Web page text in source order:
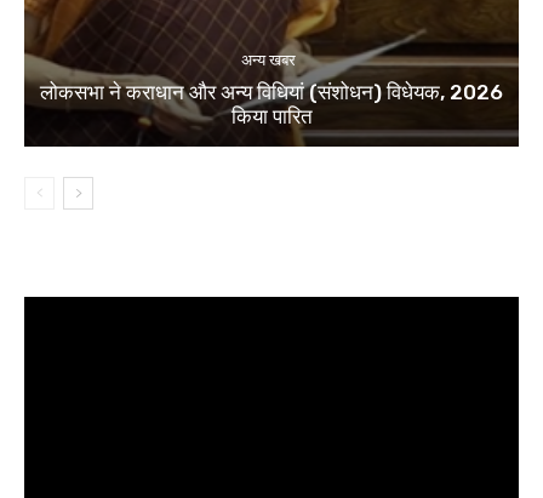
अन्य खबर
लोकसभा ने कराधान और अन्य विधियां (संशोधन) विधेयक, 2026
किया पारित